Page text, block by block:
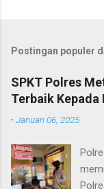
Postingan populer
SPKT Polres
Terbaik
-Januari 06, 2025